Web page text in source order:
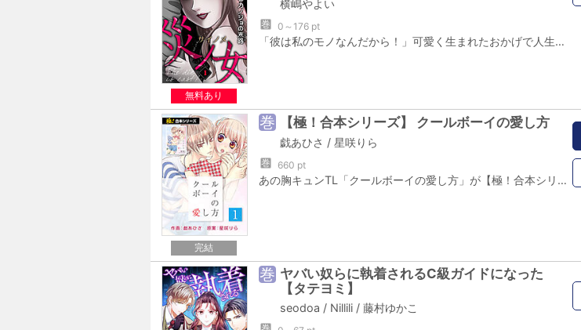
無料あり
横嶋やよい
巻 0～176 pt
「彼は私のモノなんだから！」可愛く生まれたおかげで人生楽勝、イージーモード。不倫、イジメ、裏工作・・・何をやっても許されちゃうし、欲しいものは全部手に入る。世の中ナメてる強欲略奪オンナがたどり着くゴールとは？
完結
巻 【極！合本シリーズ】 クールボーイの愛し方
戯あひさ / 星咲りら
巻 660 pt
あの胸キュンTL「クールボーイの愛し方」が【極！合本シリーズ】に登場！「俺が男を教えてあげようか？」「ふざけんなっ！」幼なじみの年下くんに未知の世界を教えられちゃう！？ツンデレ男前少女・萌ＶＳクールな王子・呂玖。幼なじみの年下くんは危険度２００％！！大手携帯小説サイト「モバスペBook」で大人気のTL作品がコミック化！ ※「クールボーイの愛し方」単話版１～５話を収録しています。
巻 ヤバい奴らに執着されるC級ガイドになった
【タテヨミ】
seodoa / Nillili / 藤村ゆかこ